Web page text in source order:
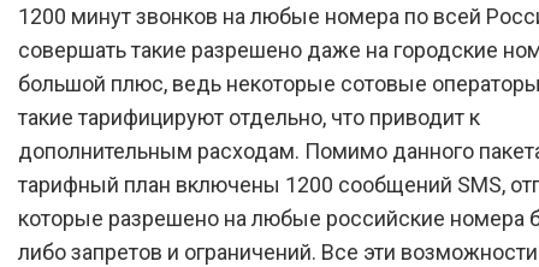
1200 минут звонков на любые номера по всей
совершать такие разрешено даже на городские
большой плюс, ведь некоторые сотовые
такие тарифицируют отдельно, что приводит к
дополнительным расходам. Помимо данного
тарифный план включены 1200 сообщений SMS,
которые разрешено на любые российские номера
либо запретов и ограничений. Все эти